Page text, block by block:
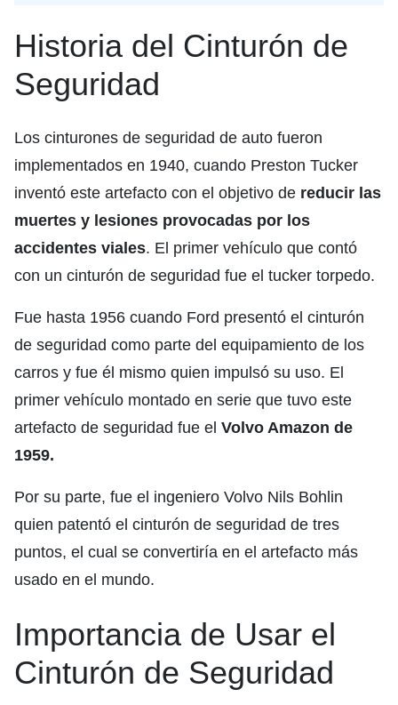
Historia del Cinturón de
Seguridad
Los cinturones de seguridad de auto fueron
implementados en 1940, cuando Preston Tucker
inventó este artefacto con el objetivo de reducir las
muertes y lesiones provocadas por los
accidentes viales. El primer vehículo que contó
con un cinturón de seguridad fue el tucker torpedo.
Fue hasta 1956 cuando Ford presentó el cinturón
de seguridad como parte del equipamiento de los
carros y fue él mismo quien impulsó su uso. El
primer vehículo montado en serie que tuvo este
artefacto de seguridad fue el Volvo Amazon de
1959.
Por su parte, fue el ingeniero Volvo Nils Bohlin
quien patentó el cinturón de seguridad de tres
puntos, el cual se convertiría en el artefacto más
usado en el mundo.
Importancia de Usar el
Cinturón de Seguridad